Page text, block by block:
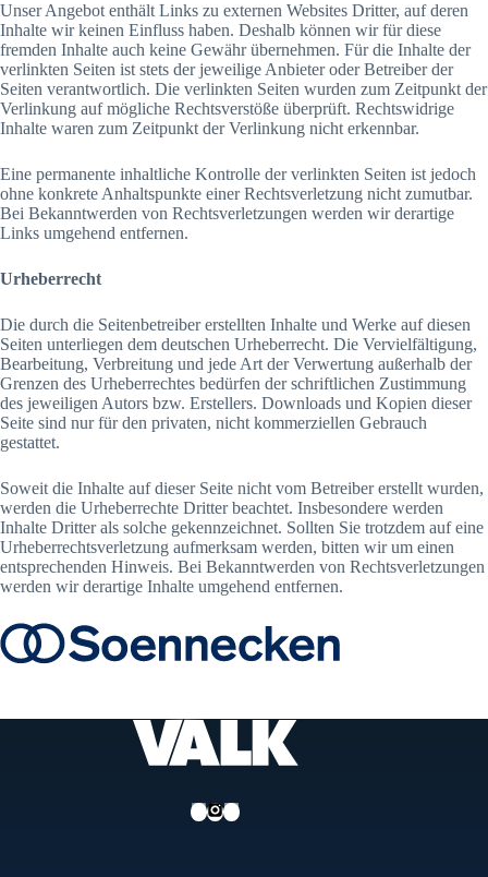
Unser Angebot enthält Links zu externen Websites Dritter, auf deren
Inhalte wir keinen Einfluss haben. Deshalb können wir für diese
fremden Inhalte auch keine Gewähr übernehmen. Für die Inhalte der
verlinkten Seiten ist stets der jeweilige Anbieter oder Betreiber der
Seiten verantwortlich. Die verlinkten Seiten wurden zum Zeitpunkt der
Verlinkung auf mögliche Rechtsverstöße überprüft. Rechtswidrige
Inhalte waren zum Zeitpunkt der Verlinkung nicht erkennbar.
Eine permanente inhaltliche Kontrolle der verlinkten Seiten ist jedoch
ohne konkrete Anhaltspunkte einer Rechtsverletzung nicht zumutbar.
Bei Bekanntwerden von Rechtsverletzungen werden wir derartige
Links umgehend entfernen.
Urheberrecht
Die durch die Seitenbetreiber erstellten Inhalte und Werke auf diesen
Seiten unterliegen dem deutschen Urheberrecht. Die Vervielfältigung,
Bearbeitung, Verbreitung und jede Art der Verwertung außerhalb der
Grenzen des Urheberrechtes bedürfen der schriftlichen Zustimmung
des jeweiligen Autors bzw. Erstellers. Downloads und Kopien dieser
Seite sind nur für den privaten, nicht kommerziellen Gebrauch
gestattet.
Soweit die Inhalte auf dieser Seite nicht vom Betreiber erstellt wurden,
werden die Urheberrechte Dritter beachtet. Insbesondere werden
Inhalte Dritter als solche gekennzeichnet. Sollten Sie trotzdem auf eine
Urheberrechtsverletzung aufmerksam werden, bitten wir um einen
entsprechenden Hinweis. Bei Bekanntwerden von Rechtsverletzungen
werden wir derartige Inhalte umgehend entfernen.